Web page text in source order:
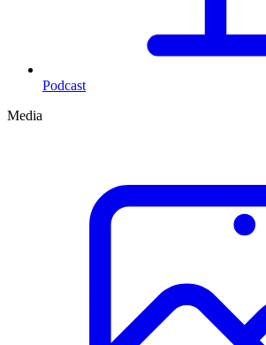
Podcast
Media